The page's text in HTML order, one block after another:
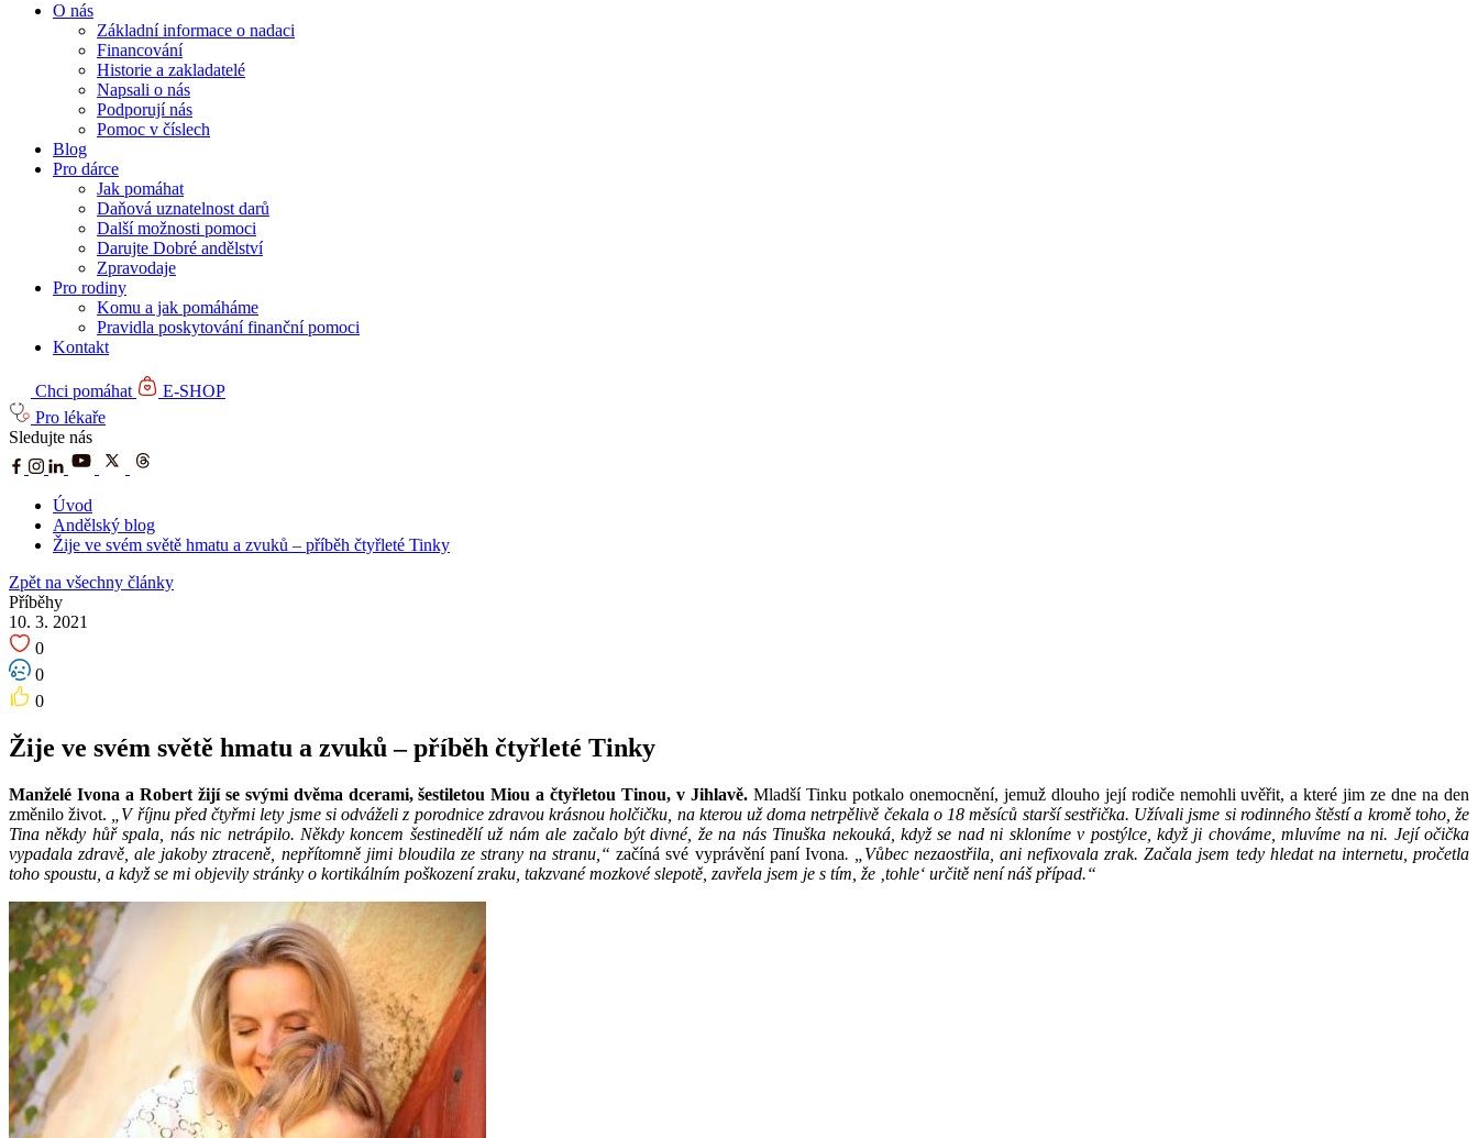
O nás
Základní informace o nadaci
Financování
Historie a zakladatelé
Napsali o nás
Podporují nás
Pomoc v číslech
Blog
Pro dárce
Jak pomáhat
Daňová uznatelnost darů
Další možnosti pomoci
Darujte Dobré andělství
Zpravodaje
Pro rodiny
Komu a jak pomáháme
Pravidla poskytování finanční pomoci
Kontakt
Chci pomáhat
E-SHOP
Pro lékaře
Sledujte nás
Úvod
Andělský blog
Žije ve svém světě hmatu a zvuků – příběh čtyřleté Tinky
Zpět na všechny články
Příběhy
10. 3. 2021
0
0
0
Žije ve svém světě hmatu a zvuků – příběh čtyřleté Tinky
Manželé Ivona a Robert žijí se svými dvěma dcerami, šestiletou Miou a čtyřletou Tinou, v Jihlavě. Mladší Tinku potkalo onemocnění, jemuž dlouho její rodiče nemohli uvěřit, a které jim ze dne na den
změnilo život.
„V říjnu před čtyřmi lety jsme si odváželi z porodnice zdravou krásnou holčičku, na kterou už doma netrpělivě čekala o 18 měsíců starší sestřička. Užívali jsme si rodinného štěstí a kromě toho, že
Tina někdy hůř spala, nás nic netrápilo. Někdy koncem šestinedělí už nám ale začalo být divné, že na nás Tinuška nekouká, když se nad ni skloníme v postýlce, když ji chováme, mluvíme na ni. Její očička
vypadala zdravě, ale jakoby ztraceně, nepřítomně jimi bloudila ze strany na stranu,“začíná své vyprávění paní Ivona. „Vůbec nezaostřila, ani nefixovala zrak. Začala jsem tedy hledat na internetu, pročetla
toho spoustu, a když se mi objevily stránky o kortikálním poškození zraku, takzvané mozkové slepotě, zavřela jsem je s tím, že ‚tohle‘ určitě není náš případ.“